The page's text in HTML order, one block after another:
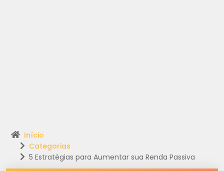
Início
Categorias
5 Estratégias para Aumentar sua Renda Passiva